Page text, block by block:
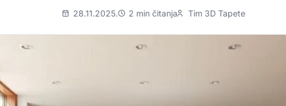
28.11.2025. 2 min čitanja Tim 3D Tapete